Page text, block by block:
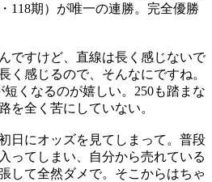
118期）が唯一の連勝。完全優勝
ですけど、直線は長く感じないで
く感じるので、そんなにですね。
くなるのが嬉しい。250も踏まな
を全く苦にしていない。
日にオッズを見てしまって。普段
ってしまい、自分から売れている
して全然ダメで。そこからはちゃ